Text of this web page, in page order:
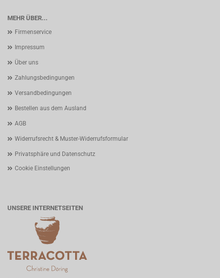
MEHR ÜBER...
Firmenservice
Impressum
Über uns
Zahlungsbedingungen
Versandbedingungen
Bestellen aus dem Ausland
AGB
Widerrufsrecht & Muster-Widerrufsformular
Privatsphäre und Datenschutz
Cookie Einstellungen
UNSERE INTERNETSEITEN